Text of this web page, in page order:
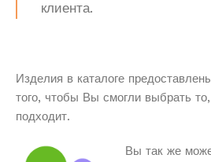
клиента.
Изделия в каталоге
того, чтобы Вы смогли выбрать
подходит.
Вы так же